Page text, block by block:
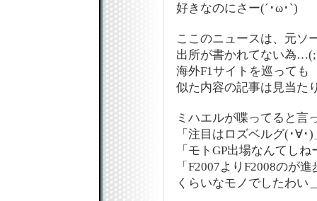
好きなのにさー(´･ω･`)
ここのニュースは、元ソ
出所が書かれてない為
海外F1サイトを巡っても
似た内容の記事は見当た
ミハエルが喋ってると言
「注目はロズベルグ(･∀･)
「モトGP出場なんてし
「F2007よりF2008のが
くらいなモノでしたわい